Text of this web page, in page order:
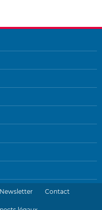
Newsletter Contact